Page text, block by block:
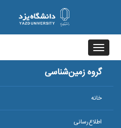
Toggle
navigation
گروه زمین‌شناسی
خانه
اطلاع‌رسانی